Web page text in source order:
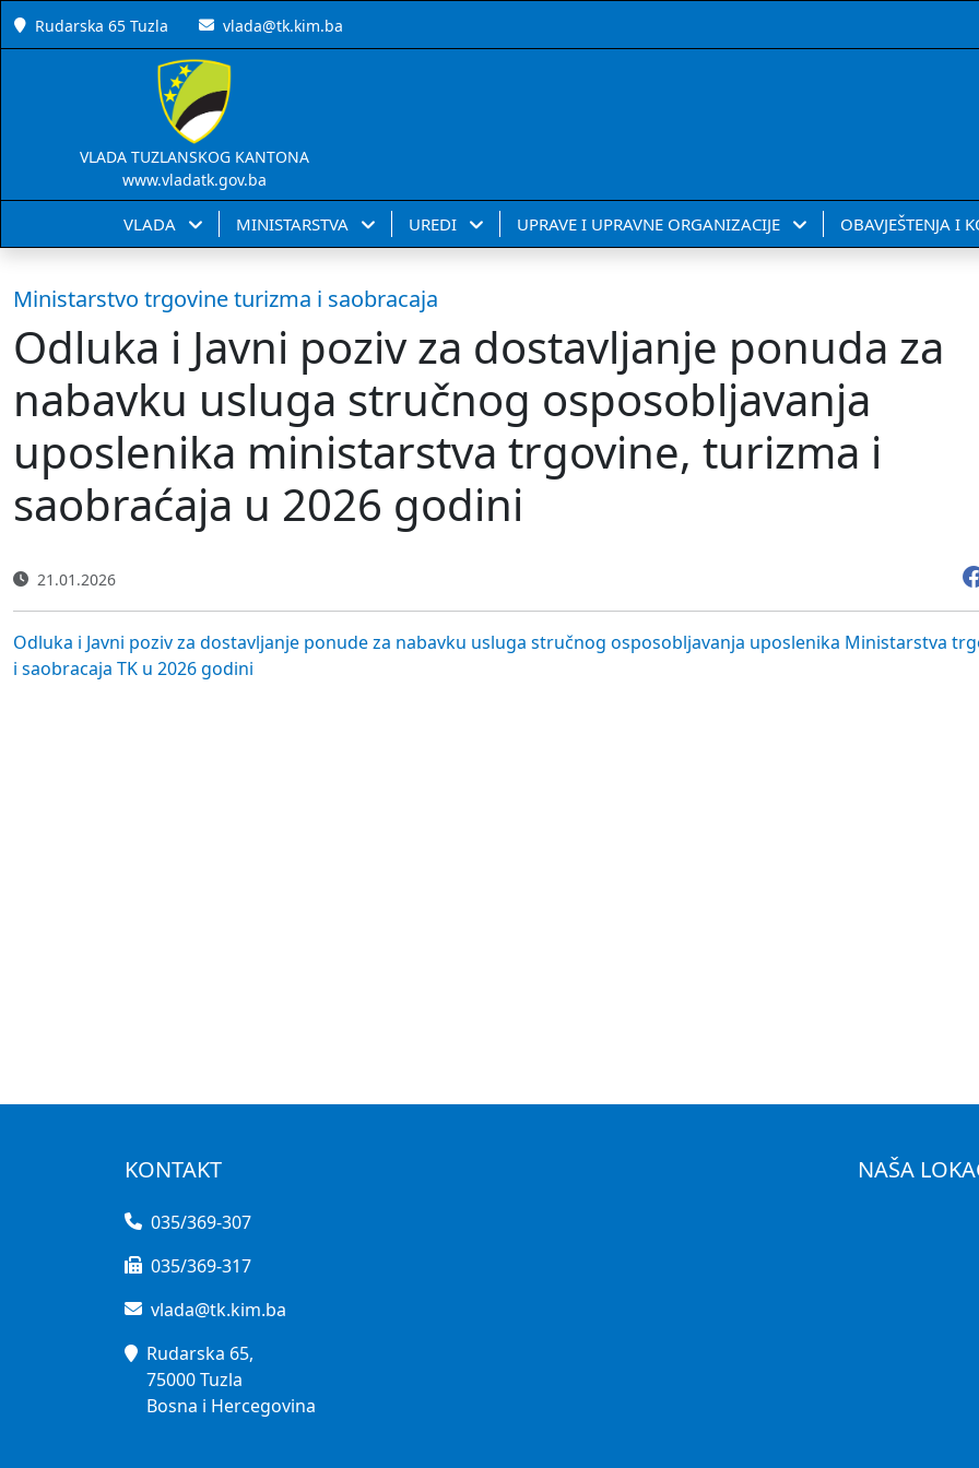
Rudarska 65 Tuzla vlada@tk.kim.ba
VLADA TUZLANSKOG KANTONA
www.vladatk.gov.ba
VLADA MINISTARSTVA UREDI UPRAVE I UPRAVNE ORGANIZACIJE OBAVJEŠTENJA I
Ministarstvo trgovine turizma i saobracaja
Odluka i Javni poziv za dostavljanje ponuda za
nabavku usluga stručnog osposobljavanja
uposlenika ministarstva trgovine, turizma i
saobraćaja u 2026 godini
21.01.2026
Odluka i Javni poziv za dostavljanje ponude za nabavku usluga stručnog osposobljavanja uposlenika Ministarstva
i saobracaja TK u 2026 godini
KONTAKT
035/369-307
035/369-317
vlada@tk.kim.ba
Rudarska 65,
75000 Tuzla
Bosna i Hercegovina
NAŠA